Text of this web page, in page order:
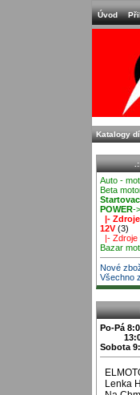
Úvod
Katalogy
Auto -
Beta
POWER->
|-
12V(3)
|- Zdroje
Bazar
Nové
Všechno
Po-Pá
Sobota
Lenka